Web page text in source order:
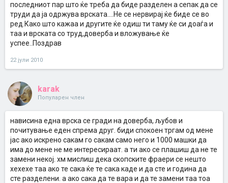
последниот пар што ќе треба да биде разделен а сепак да се
труди да ја одржува врската....Не се нервирај ќе биде се во
ред.Како што кажаа и другите ќе одиш ти таму ќе си доаѓа и
таа и врската со труд,доверба и вложување ќе
успее..Поздрав
22 јули 2010
karak
Популарен член
нависина една врска се гради на доверба, љубов и
почитување еден спрема друг. биди спокоен тргам од мене
јас ако искрено сакам го сакам само него и 1000 машки да
има до мене не ме интересираат. а ти ако се плашиш да не те
замени некој. хм мислиш дека скопските фраери се нешто
хехехе таа ако те сака ќе те сака каде и да сте и година да
сте разделени. а ако сака да те вара и да те замени таа тоа